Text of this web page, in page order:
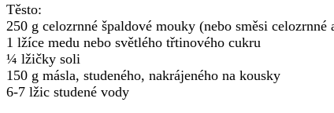
Těsto:
250 g celozrnné špaldové mouky (nebo směsi
1 lžíce medu nebo světlého třtinového cukru
¼ lžičky soli
150 g másla, studeného, nakrájeného na kousky
6-7 lžic studené vody